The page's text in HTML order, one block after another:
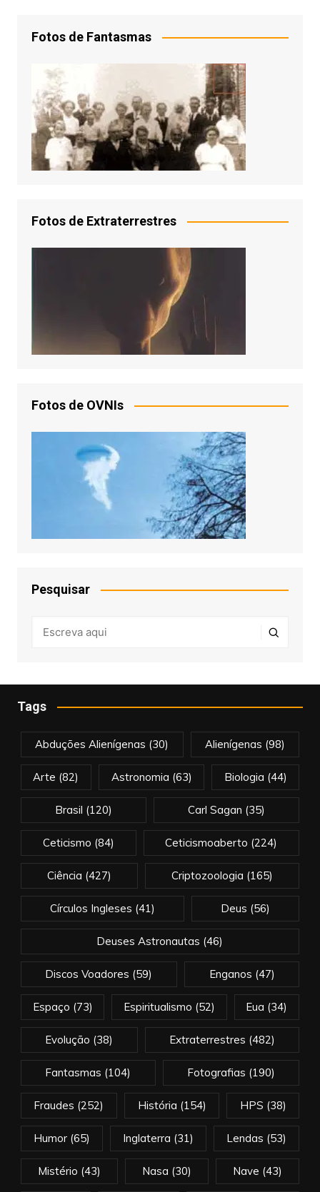
Fotos de Fantasmas
Fotos de Extraterrestres
Fotos de OVNIs
Pesquisar
Tags
Abduções Alienígenas (30) Alienígenas (98)
Arte (82) Astronomia (63) Biologia (44)
Brasil (120) Carl Sagan (35)
Ceticismo (84) Ceticismoaberto (224)
Ciência (427) Criptozoologia (165)
Círculos Ingleses (41) Deus (56)
Deuses Astronautas (46)
Discos Voadores (59) Enganos (47)
Espaço (73) Espiritualismo (52) Eua (34)
Evolução (38) Extraterrestres (482)
Fantasmas (104) Fotografias (190)
Fraudes (252) História (154) HPS (38)
Humor(65) Inglaterra (31) Lendas (53)
Mistério (43) Nasa (30) Nave (43)